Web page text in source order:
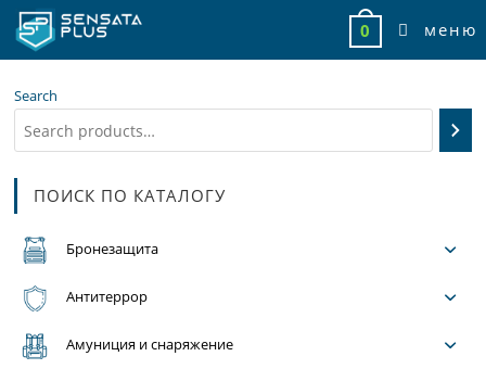
Перейти
содержимому
0 меню
Search
ПОИСК ПО КАТАЛОГУ
Бронезащита
Антитеррор
Амуниция и снаряжение